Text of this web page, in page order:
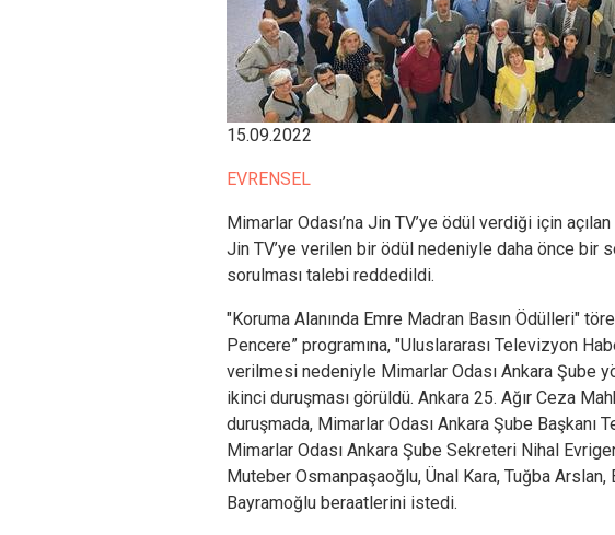
15.09.2022
EVRENSEL
Mimarlar Odası’na Jin TV’ye ödül verdiği için
Jin TV’ye verilen bir ödül nedeniyle daha önce bir
sorulması talebi reddedildi.
"Koruma Alanında Emre Madran Basın Ödülleri"
Pencere” programına, "Uluslararası Televizyon
verilmesi nedeniyle Mimarlar Odası Ankara Şube
ikinci duruşması görüldü. Ankara 25. Ağır Ceza
duruşmada, Mimarlar Odası Ankara Şube Başkanı
Mimarlar Odası Ankara Şube Sekreteri Nihal
Muteber Osmanpaşaoğlu, Ünal Kara, Tuğba
Bayramoğlu beraatlerini istedi.